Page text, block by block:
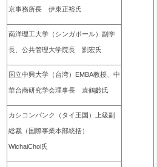
京事務所長 伊東正裕氏
南洋理工大学（シンガポール）副学
長、公共管理大学院長 劉宏氏
国立中興大学（台湾）EMBA教授、中
華台商研究学会理事長 袁鶴齡氏
カシコンバンク（タイ王国）上級副
総裁（国際事業本部統括）
WichaiChoi氏